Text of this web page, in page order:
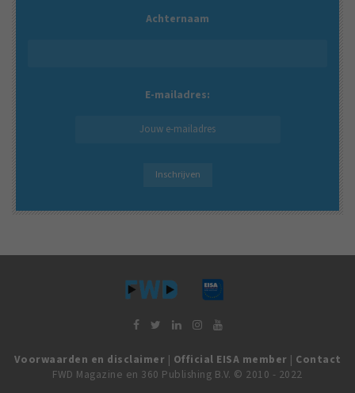
Achternaam
E-mailadres:
Voorwaarden en disclaimer | Official EISA member | Contact
FWD Magazine en 360 Publishing B.V. © 2010 - 2022